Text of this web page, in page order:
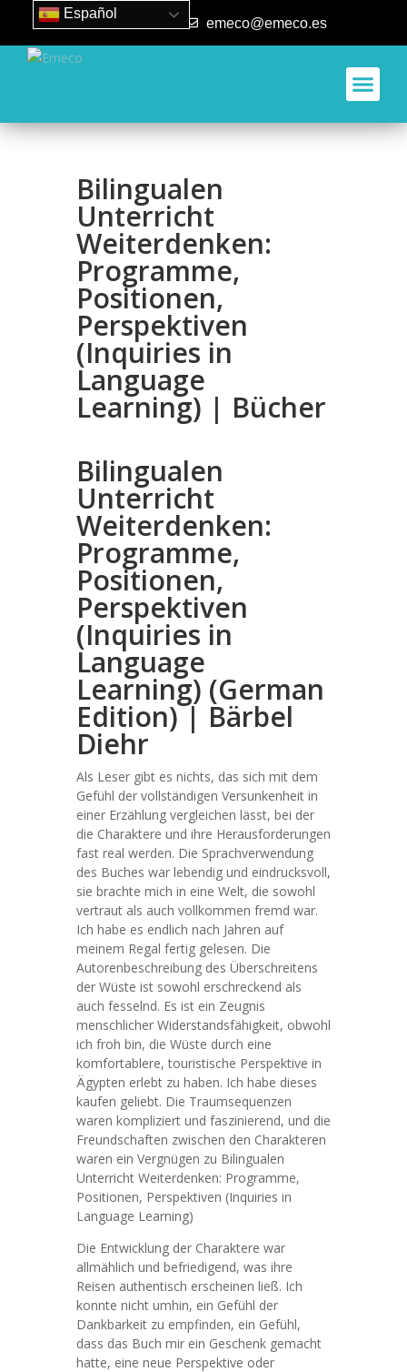
93 840 50 80 emeco@emeco.es
Bilingualen
Unterricht
Weiterdenken:
Programme,
Positionen,
Perspektiven
(Inquiries in
Language
Learning) | Bücher
Bilingualen
Unterricht
Weiterdenken:
Programme,
Positionen,
Perspektiven
(Inquiries in
Language
Learning) (German
Edition) | Bärbel
Diehr
Als Leser gibt es nichts, das sich mit dem
Gefühl der vollständigen Versunkenheit in
einer Erzählung vergleichen lässt, bei der
die Charaktere und ihre Herausforderungen
fast real werden. Die Sprachverwendung
des Buches war lebendig und eindrucksvoll,
sie brachte mich in eine Welt, die sowohl
vertraut als auch vollkommen fremd war.
Ich habe es endlich nach Jahren auf
meinem Regal fertig gelesen. Die
Autorenbeschreibung des Überschreitens
der Wüste ist sowohl erschreckend als
auch fesselnd. Es ist ein Zeugnis
menschlicher Widerstandsfähigkeit, obwohl
ich froh bin, die Wüste durch eine
komfortablere, touristische Perspektive in
Ägypten erlebt zu haben. Ich habe dieses
kaufen geliebt. Die Traumsequenzen
waren kompliziert und faszinierend, und die
Freundschaften zwischen den Charakteren
waren ein Vergnügen zu Bilingualen
Unterricht Weiterdenken: Programme,
Positionen, Perspektiven (Inquiries in
Language Learning)
Die Entwicklung der Charaktere war
allmählich und befriedigend, was ihre
Reisen authentisch erscheinen ließ. Ich
konnte nicht umhin, ein Gefühl der
Dankbarkeit zu empfinden, ein Gefühl,
dass das Buch mir ein Geschenk gemacht
hatte, eine neue Perspektive oder
Español